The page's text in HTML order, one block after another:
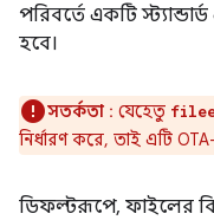
পরিবর্তে একটি
হবে।
সতর্কতা : যেহেতু
নির্ধারণ করে, তাই এটি
ডিফল্টরূপে, ফাইলের